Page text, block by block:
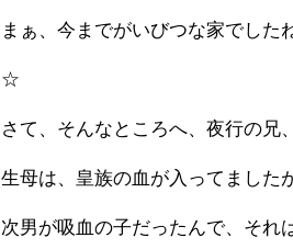
まぁ、今までがいびつな家でした
☆
さて、そんなところへ、夜行の兄
生母は、皇族の血が入ってました
次男が吸血の子だったんで、それ